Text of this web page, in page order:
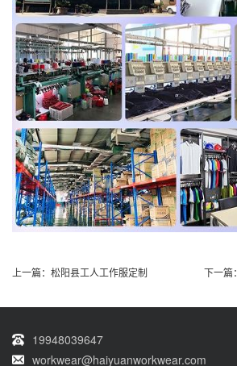
上一篇： 松阳县工人工作服定制 下一篇：
19948039647
workwear@haiyuanworkwear.com